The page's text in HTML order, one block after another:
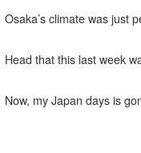
Osaka’s climate was just
Head that this last week
Now, my Japan days is